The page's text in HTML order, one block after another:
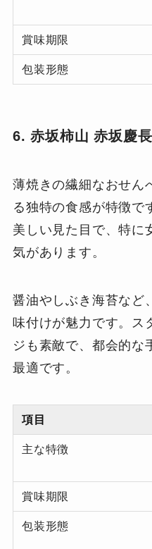
賞味期限
包装形態
6. 赤坂柿山 赤坂慶長
薄焼きの繊細なおせん
る独特の食感が特徴で
美しい見た目で、特に
気があります。
醤油やしぶき海苔など
味付けが魅力です。ス
ジも素敵で、都会的な
最適です。
項目
主な特徴
賞味期限
包装形態